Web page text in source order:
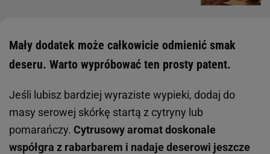
Mały dodatek może całkowicie odmienić smak
deseru. Warto wypróbować ten prosty patent.
Jeśli lubisz bardziej wyraziste wypieki, dodaj do
masy serowej skórkę startą z cytryny lub
pomarańczy. Cytrusowy aromat doskonale
współgra z rabarbarem i nadaje deserowi jeszcze